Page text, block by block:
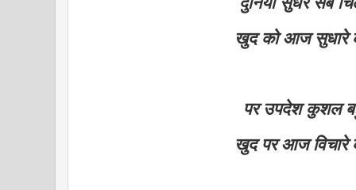
खुद को आज सुधारे
पर उपदेश कुशल
खुद पर आज विचारे